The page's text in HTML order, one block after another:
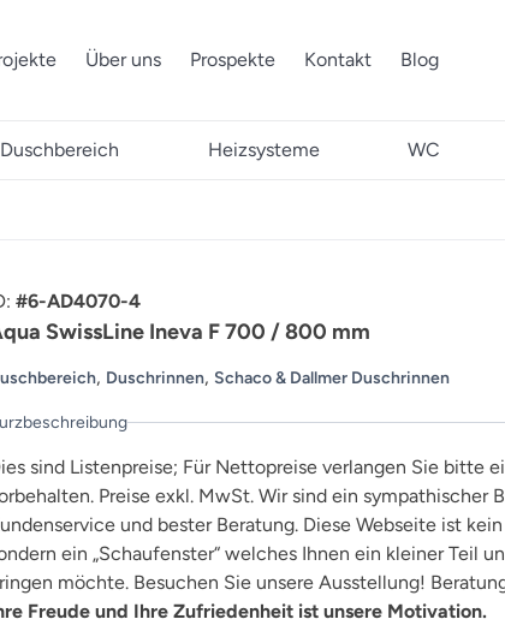
Über uns Prospekte Kontakt Blog
Duschbereich Heizsysteme WC
#6-AD4070-4
SwissLine Ineva F 700 / 800 mm
, Duschrinnen, Schaco & Dallmer Duschrinnen
sind Listenpreise; Für Nettopreise verlangen Sie bitte
Preise exkl. MwSt. Wir sind ein sympathischer
und bester Beratung. Diese Webseite ist
ein „Schaufenster“ welches Ihnen ein kleiner Teil
möchte. Besuchen Sie unsere Ausstellung!
Freude und Ihre Zufriedenheit ist unsere Motivation.